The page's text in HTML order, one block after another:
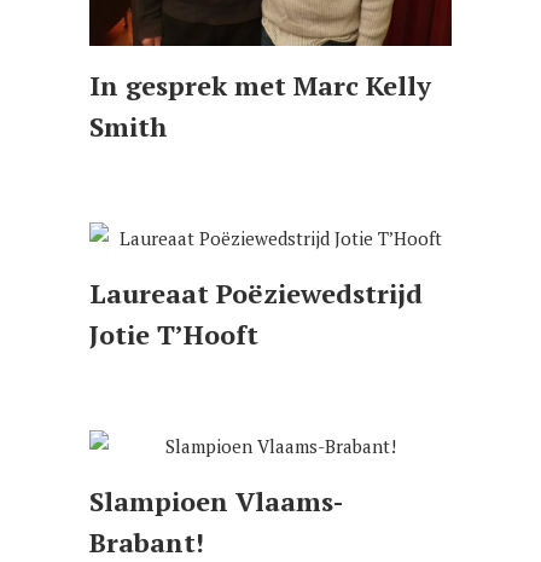
In gesprek met Marc Kelly
Smith
Laureaat Poëziewedstrijd
Jotie T’Hooft
Slampioen Vlaams-
Brabant!